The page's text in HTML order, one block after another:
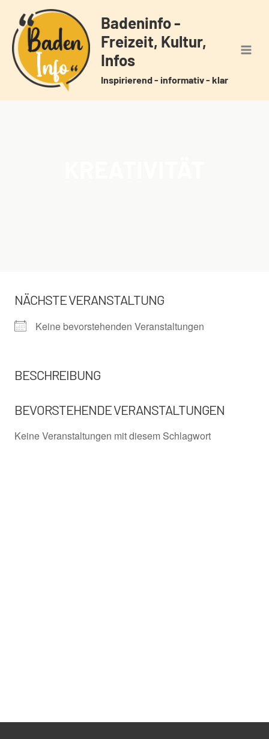
Inhalt
springen
Badeninfo -
Freizeit, Kultur,
Infos
Inspirierend - informativ - klar
NÄCHSTE VERANSTALTUNG
Keine bevorstehenden Veranstaltungen
BESCHREIBUNG
BEVORSTEHENDE VERANSTALTUNGEN
Keine Veranstaltungen mit diesem Schlagwort